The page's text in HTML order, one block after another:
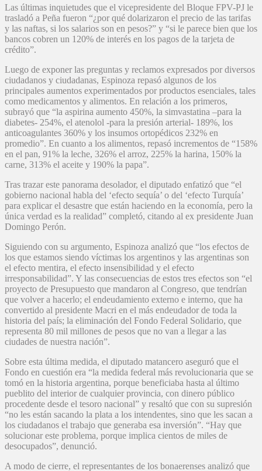
Las últimas inquietudes que el vicepresidente del Bloque FPV-PJ le
trasladó a Peña fueron “¿por qué dolarizaron el precio de las tarifas
y las naftas, si los salarios son en pesos?” y “si le parece bien que los
bancos cobren un 120% de interés en los pagos de la tarjeta de
crédito”.
Luego de exponer las preguntas y reclamos expresados por diversos
ciudadanos y ciudadanas, Espinoza repasó algunos de los
principales aumentos experimentados por productos esenciales, tales
como medicamentos y alimentos. En relación a los primeros,
subrayó que “la aspirina aumento 450%, la simvastatina –para la
diabetes- 254%, el atenolol -para la presión arterial- 189%, los
anticoagulantes 360% y los insumos ortopédicos 232% en
promedio”. En cuanto a los alimentos, repasó incrementos de “158%
en el pan, 91% la leche, 326% el arroz, 225% la harina, 150% la
carne, 313% el aceite y 190% la papa”.
Tras trazar este panorama desolador, el diputado enfatizó que “el
gobierno nacional habla del ‘efecto sequía’ o del ‘efecto Turquía’
para explicar el desastre que están haciendo en la economía, pero la
única verdad es la realidad” completó, citando al ex presidente Juan
Domingo Perón.
Siguiendo con su argumento, Espinoza analizó que “los efectos de
los que estamos siendo víctimas los argentinos y las argentinas son
el efecto mentira, el efecto insensibilidad y el efecto
irresponsabilidad”. Y las consecuencias de estos tres efectos son “el
proyecto de Presupuesto que mandaron al Congreso, que tendrían
que volver a hacerlo; el endeudamiento externo e interno, que ha
convertido al presidente Macri en el más endeudador de toda la
historia del país; la eliminación del Fondo Federal Solidario, que
representa 80 mil millones de pesos que no van a llegar a las
ciudades de nuestra nación”.
Sobre esta última medida, el diputado matancero aseguró que el
Fondo en cuestión era “la medida federal más revolucionaria que se
tomó en la historia argentina, porque beneficiaba hasta al último
pueblito del interior de cualquier provincia, con dinero público
procedente desde el tesoro nacional” y resaltó que con su supresión
“no les están sacando la plata a los intendentes, sino que les sacan a
los ciudadanos el trabajo que generaba esa inversión”. “Hay que
solucionar este problema, porque implica cientos de miles de
desocupados”, denunció.
A modo de cierre, el representantes de los bonaerenses analizó que